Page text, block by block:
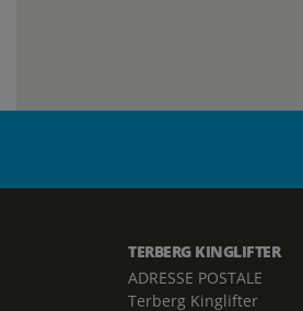
TERBERG KINGLIFTER
ADRESSE POSTALE
Terberg Kinglifter